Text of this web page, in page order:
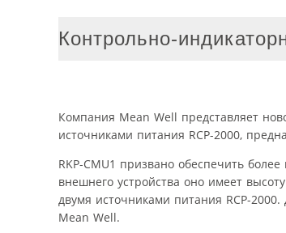
Контрольно-
Компания Mean Well представляет
источниками питания RCP-2000,
RKP-CMU1 призвано обеспечить
внешнего устройства оно имеет
двумя источниками питания RCP-
Mean Well.